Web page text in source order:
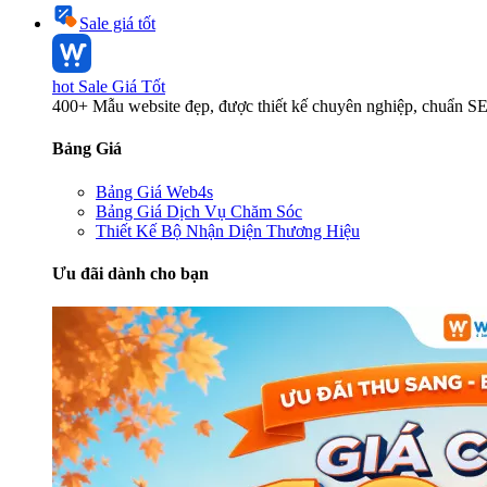
Sale giá tốt
hot Sale Giá Tốt
400+ Mẫu website đẹp, được thiết kế chuyên nghiệp, chuẩn
Bảng Giá
Bảng Giá Web4s
Bảng Giá Dịch Vụ Chăm Sóc
Thiết Kế Bộ Nhận Diện Thương Hiệu
Ưu đãi dành cho bạn